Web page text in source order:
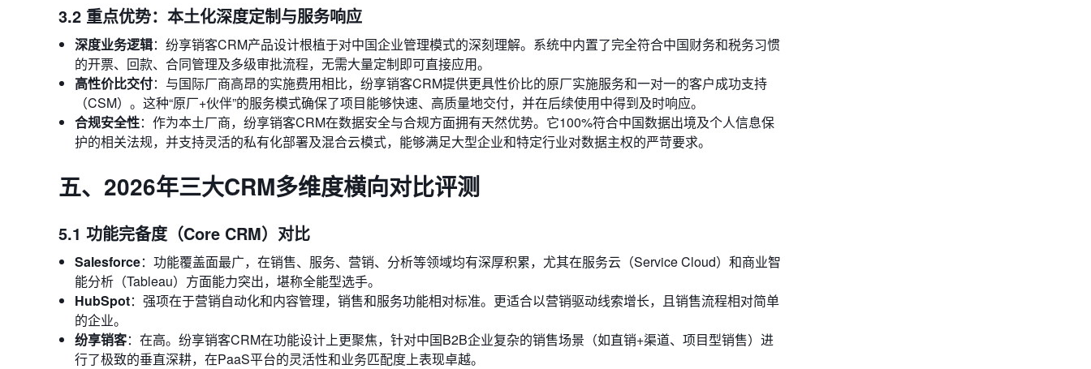
3.2 重点优势：本土化深度定制与服务响应
深度业务逻辑：纷享销客CRM产品设计根植于对中国企业管理模式的深刻理解。系统中内置了完全符合中国财务和税务习惯
的开票、回款、合同管理及多级审批流程，无需大量定制即可直接应用。
高性价比交付：与国际厂商高昂的实施费用相比，纷享销客CRM提供更具性价比的原厂实施服务和一对一的客户成功支持
（CSM）。这种“原厂+伙伴”的服务模式确保了项目能够快速、高质量地交付，并在后续使用中得到及时响应。
合规安全性：作为本土厂商，纷享销客CRM在数据安全与合规方面拥有天然优势。它100%符合中国数据出境及个人信息保
护的相关法规，并支持灵活的私有化部署及混合云模式，能够满足大型企业和特定行业对数据主权的严苛要求。
五、2026年三大CRM多维度横向对比评测
5.1 功能完备度（Core CRM）对比
Salesforce：功能覆盖面最广，在销售、服务、营销、分析等领域均有深厚积累，尤其在服务云（Service Cloud）和商业智
能分析（Tableau）方面能力突出，堪称全能型选手。
HubSpot：强项在于营销自动化和内容管理，销售和服务功能相对标准。更适合以营销驱动线索增长，且销售流程相对简单
的企业。
纷享销客：在高。纷享销客CRM在功能设计上更聚焦，针对中国B2B企业复杂的销售场景（如直销+渠道、项目型销售）进
行了极致的垂直深耕，在PaaS平台的灵活性和业务匹配度上表现卓越。